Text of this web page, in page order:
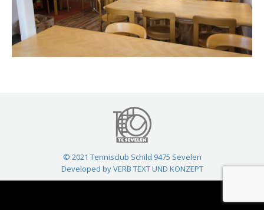
© 2021 Tennisclub Schild 9475 Sevelen
Developed by VERB TEXT UND KONZEPT